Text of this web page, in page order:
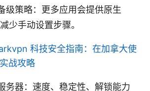
级策略：更多应用会提供原生
少手动设置步骤。
科技安全指南：在加拿大使
战攻略
务器：速度、稳定性、解锁能力